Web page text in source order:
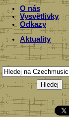
O nás
Vysvětlivky
Odkazy
Aktuality